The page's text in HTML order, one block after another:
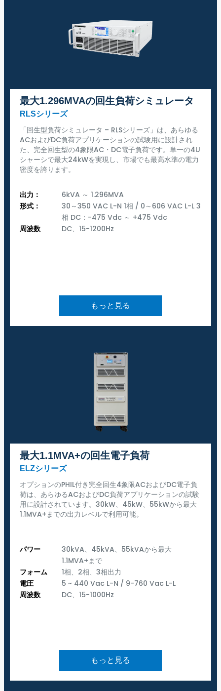
最大1.296MVAの回生負荷シミュレータ
RLSシリーズ
「回生型負荷シミュレータ – RLSシリーズ」は、あらゆる
ACおよびDC負荷アプリケーションの試験用に設計され
た、完全回生型の4象限AC・DC電子負荷です。単一の4U
シャーシで最大24kWを実現し、市場でも最高水準の電力
密度を誇ります。
出力：
6kVA ～ 1.296MVA
形式：
30～350 VAC L-N 1相 / 0～606 VAC L-L 3
相 DC：-475 Vdc ～ +475 Vdc
周波数
DC、15-1200Hz
もっと見る
最大1.1MVA+の回生電子負荷
ELZシリーズ
オプションのPHIL付き完全回生4象限ACおよびDC電子負
荷は、あらゆるACおよびDC負荷アプリケーションの試験
用に設計されています。30kW、45kW、55kWから最大
1.1MVA+までの出力レベルで利用可能。
パワー
30kVA、45kVA、55kVAから最大
1.1MVA+まで
フォーム
1相、2相、3相出力
電圧
5 ~ 440 Vac L-N / 9-760 Vac L-L
周波数
DC、15-1000Hz
もっと見る